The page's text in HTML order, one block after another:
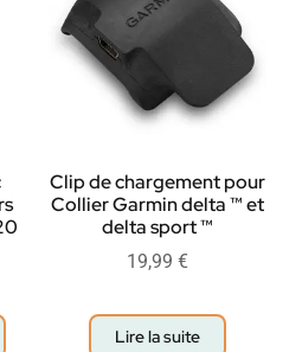
Clip de chargement pour
Collier Garmin delta ™ et
delta sport ™
19,99 €
Lire la suite